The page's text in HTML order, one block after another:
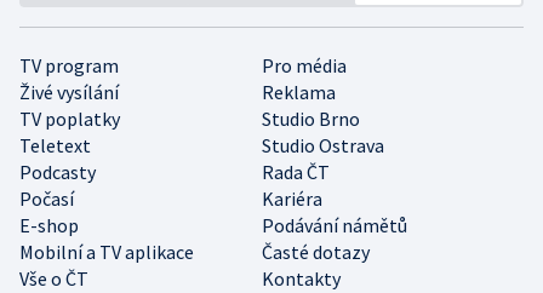
TV program
Pro média
Živé vysílání
Reklama
TV poplatky
Studio Brno
Teletext
Studio Ostrava
Podcasty
Rada ČT
Počasí
Kariéra
E-shop
Podávání námětů
Mobilní a TV aplikace
Časté dotazy
Vše o ČT
Kontakty